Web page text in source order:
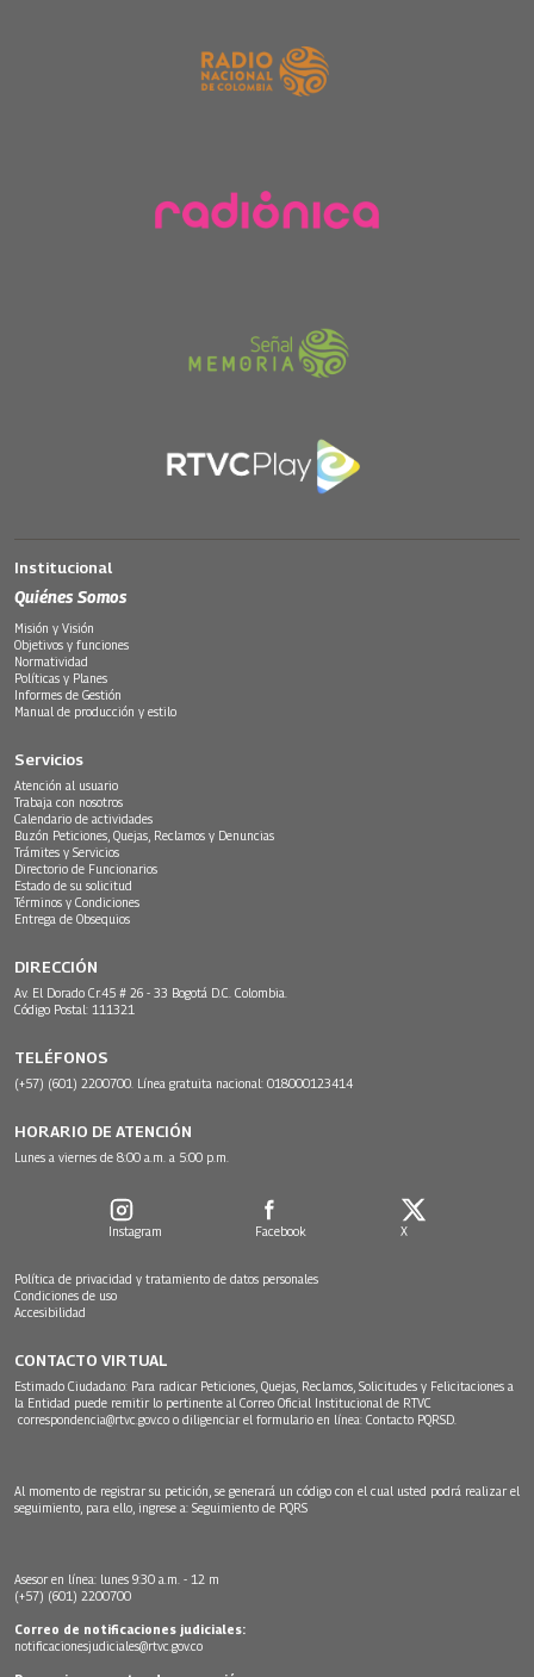
Institucional
Quiénes Somos
Misión y Visión
Objetivos y funciones
Normatividad
Políticas y Planes
Informes de Gestión
Manual de producción y estilo
Servicios
Atención al usuario
Trabaja con nosotros
Calendario de actividades
Buzón Peticiones, Quejas, Reclamos y Denuncias
Trámites y Servicios
Directorio de Funcionarios
Estado de su solicitud
Términos y Condiciones
Entrega de Obsequios
DIRECCIÓN
Av. El Dorado Cr.45 # 26 - 33 Bogotá D.C. Colombia.
Código Postal: 111321
TELÉFONOS
(+57) (601) 2200700. Línea gratuita nacional: 018000123414
HORARIO DE ATENCIÓN
Lunes a viernes de 8:00 a.m. a 5:00 p.m.
Instagram Facebook X
Política de privacidad y tratamiento de datos personales
Condiciones de uso
Accesibilidad
CONTACTO VIRTUAL
Estimado Ciudadano: Para radicar Peticiones, Quejas, Reclamos, Solicitudes y Felicitaciones a
la Entidad puede remitir lo pertinente al Correo Oficial Institucional de RTVC
correspondencia@rtvc.gov.co o diligenciar el formulario en línea: Contacto PQRSD.
Al momento de registrar su petición, se generará un código con el cual usted podrá realizar el
seguimiento, para ello, ingrese a: Seguimiento de PQRS
Asesor en línea: lunes 9:30 a.m. - 12 m
(+57) (601) 2200700
Correo de notificaciones judiciales:
notificacionesjudiciales@rtvc.gov.co